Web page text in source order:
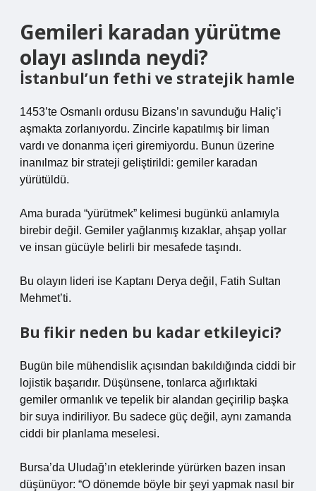
Gemileri karadan yürütme
olayı aslında neydi?
İstanbul’un fethi ve stratejik hamle
1453’te Osmanlı ordusu Bizans’ın savunduğu Haliç’i
aşmakta zorlanıyordu. Zincirle kapatılmış bir liman
vardı ve donanma içeri giremiyordu. Bunun üzerine
inanılmaz bir strateji geliştirildi: gemiler karadan
yürütüldü.
Ama burada “yürütmek” kelimesi bugünkü anlamıyla
birebir değil. Gemiler yağlanmış kızaklar, ahşap yollar
ve insan gücüyle belirli bir mesafede taşındı.
Bu olayın lideri ise Kaptanı Derya değil, Fatih Sultan
Mehmet’ti.
Bu fikir neden bu kadar etkileyici?
Bugün bile mühendislik açısından bakıldığında ciddi bir
lojistik başarıdır. Düşünsene, tonlarca ağırlıktaki
gemiler ormanlık ve tepelik bir alandan geçirilip başka
bir suya indiriliyor. Bu sadece güç değil, aynı zamanda
ciddi bir planlama meselesi.
Bursa’da Uludağ’ın eteklerinde yürürken bazen insan
düşünüyor: “O dönemde böyle bir şeyi yapmak nasıl bir